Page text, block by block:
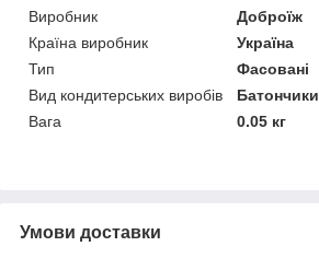
Виробник
Доброїж
Країна виробник
Україна
Тип
Фасовані
Вид кондитерських виробів
Батончики
Вага
0.05 кг
Умови доставки